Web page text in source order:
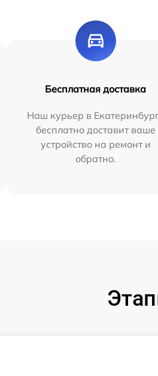
Бесплатная доставка
Наш курьер в
бесплатно доставит ваше
устройство на ремонт и
обратно.